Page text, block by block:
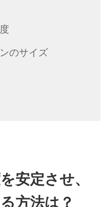
のサイズ
安定させ、
方法は？